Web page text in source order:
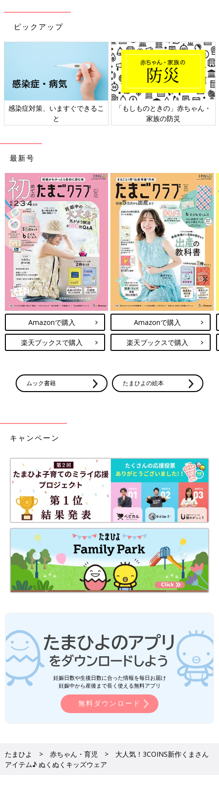
ピックアップ
感染症対策、いますぐできるこ
と
「もしものときの」赤ちゃん・
家族の防災
最新号
Amazonで購入
楽天ブックスで購入
Amazonで購入
楽天ブックスで購入
ムック書籍 たまひよの絵本
キャンペーン
妊娠日数や生後日数に合った情報を毎日お届け
妊娠中から産後まで長く使える無料アプリ
無料ダウンロード
たまひよ 赤ちゃん・育児
大人気！3COINS新作くまさん
アイテム♪ ぬくぬくキッズウェア